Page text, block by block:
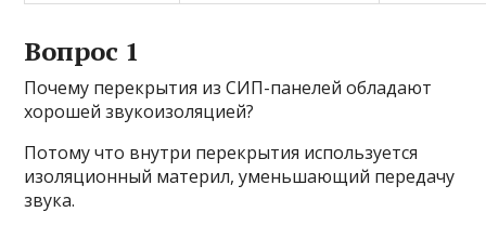
Вопрос 1
Почему перекрытия из СИП-панелей обладают
хорошей звукоизоляцией?
Потому что внутри перекрытия используется
изоляционный материл, уменьшающий передачу
звука.